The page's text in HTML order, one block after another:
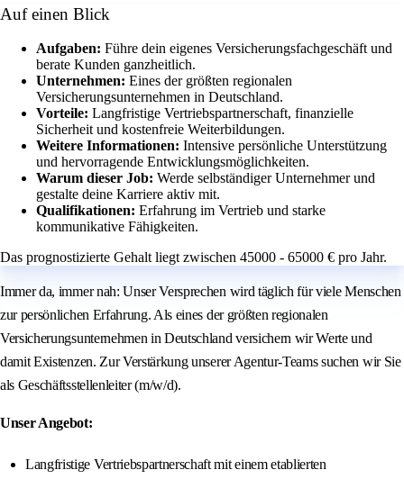
Auf einen Blick
Aufgaben: Führe dein eigenes Versicherungsfachgeschäft und
berate Kunden ganzheitlich.
Unternehmen: Eines der größten regionalen
Versicherungsunternehmen in Deutschland.
Vorteile: Langfristige Vertriebspartnerschaft, finanzielle
Sicherheit und kostenfreie Weiterbildungen.
Weitere Informationen: Intensive persönliche Unterstützung
und hervorragende Entwicklungsmöglichkeiten.
Warum dieser Job: Werde selbständiger Unternehmer und
gestalte deine Karriere aktiv mit.
Qualifikationen: Erfahrung im Vertrieb und starke
kommunikative Fähigkeiten.
Das prognostizierte Gehalt liegt zwischen 45000 - 65000 € pro Jahr.
Immer da, immer nah: Unser Versprechen wird täglich für viele Menschen
zur persönlichen Erfahrung. Als eines der größten regionalen
Versicherungsunternehmen in Deutschland versichern wir Werte und
damit Existenzen. Zur Verstärkung unserer Agentur-Teams suchen wir Sie
als Geschäftsstellenleiter (m/w/d).
Unser Angebot:
Langfristige Vertriebspartnerschaft mit einem etablierten